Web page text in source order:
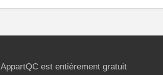
AppartQC est entièrement gratuit